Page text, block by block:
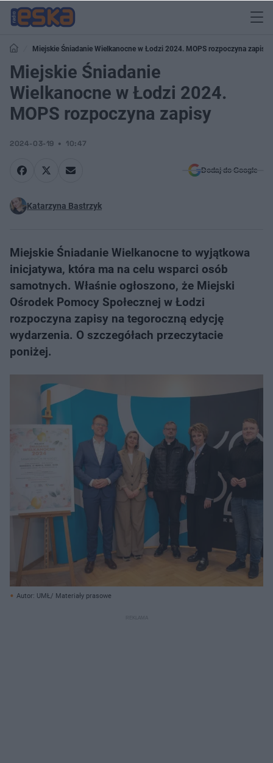
Miejskie Śniadanie Wielkanocne w Łodzi 2024. MOPS rozpoczyna zapisy
Miejskie Śniadanie
Wielkanocne w Łodzi 2024.
MOPS rozpoczyna zapisy
2024-03-19 10:47
Dodaj do Google
Katarzyna Bastrzyk
Miejskie Śniadanie Wielkanocne to wyjątkowa
inicjatywa, która ma na celu wsparci osób
samotnych. Właśnie ogłoszono, że Miejski
Ośrodek Pomocy Społecznej w Łodzi
rozpoczyna zapisy na tegoroczną edycję
wydarzenia. O szczegółach przeczytacie
poniżej.
Autor: UMŁ/ Materiały prasowe